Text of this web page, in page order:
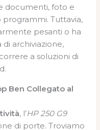
documenti, foto e
Tuttavia,
pesanti o ha
di archiviazione,
a soluzioni di
Ben Collegato al
, l’HP 250 G9
di porte. Troviamo